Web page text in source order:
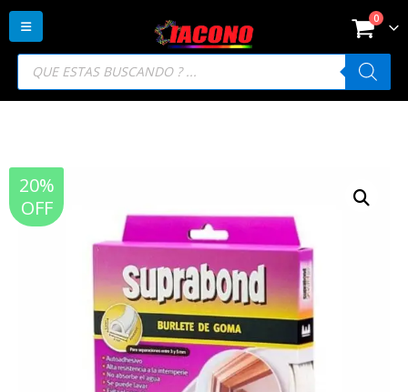
Búsqueda
productos
0
20%
OFF